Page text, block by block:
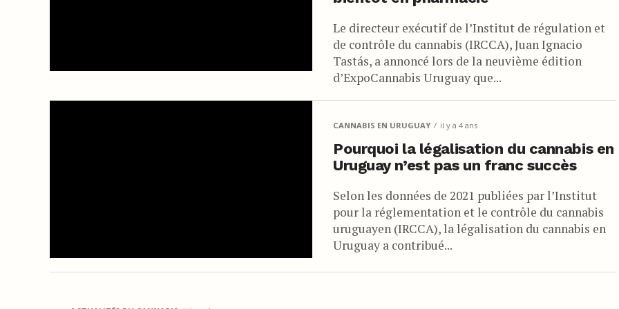
Le directeur exécutif de l’Institut de régulation et
de contrôle du cannabis (IRCCA), Juan Ignacio
Tastás, a annoncé lors de la neuvième édition
d’ExpoCannabis Uruguay que...
CANNABIS EN URUGUAY il y a 4 ans
Pourquoi la légalisation du cannabis en
Uruguay n’est pas un franc succès
Selon les données de 2021 publiées par l’Institut
pour la réglementation et le contrôle du cannabis
uruguayen (IRCCA), la légalisation du cannabis en
Uruguay a contribué...